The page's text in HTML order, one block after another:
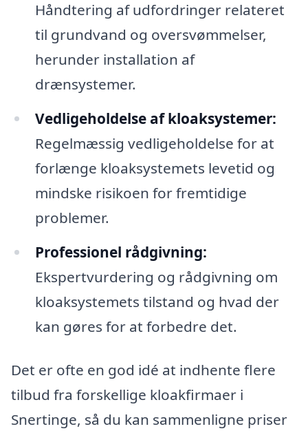
Håndtering af udfordringer relateret
til grundvand og oversvømmelser,
herunder installation af
drænsystemer.
Vedligeholdelse af kloaksystemer:
Regelmæssig vedligeholdelse for at
forlænge kloaksystemets levetid og
mindske risikoen for fremtidige
problemer.
Professionel rådgivning:
Ekspertvurdering og rådgivning om
kloaksystemets tilstand og hvad der
kan gøres for at forbedre det.
Det er ofte en god idé at indhente flere
tilbud fra forskellige kloakfirmaer i
Snertinge, så du kan sammenligne priser